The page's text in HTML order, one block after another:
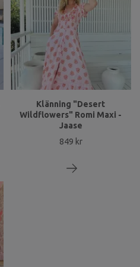
Klänning "Desert
Wildflowers" Romi Maxi -
Jaase
849 kr